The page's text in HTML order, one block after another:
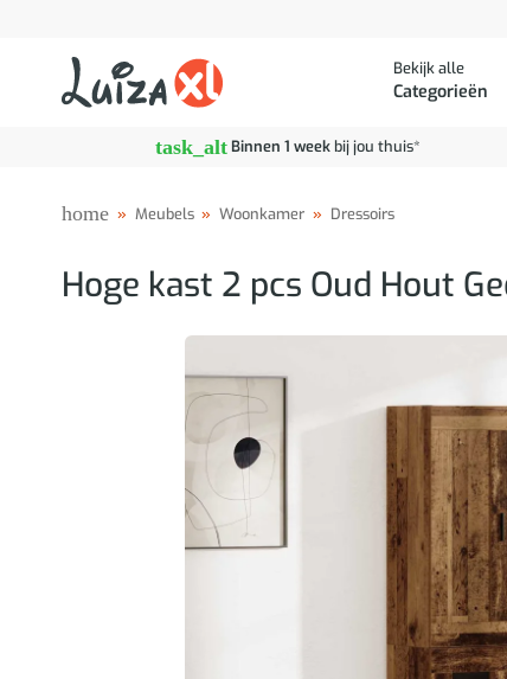
Bekijk alle
Categorieën
task_altBinnen 1 weekbij jou thuis*
home » Meubels » Woonkamer » Dressoirs
Hoge kast 2 pcs Oud Hout